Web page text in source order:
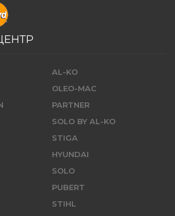
AL-KO
OLEO-MAC
PARTNER
SOLO BY AL-KO
STIGA
HYUNDAI
SOLO
PUBERT
STIHL